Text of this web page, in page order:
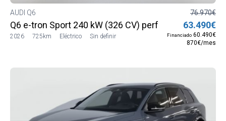
AUDI Q6
Q6 e-tron Sport 240 kW (326 CV) performance
2026 725km Eléctrico Sin definir
76.970€
63.490€
Financiado 60.490€
870€/mes